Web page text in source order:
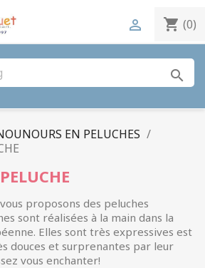
shopping_cart (0)

search
EN PELUCHES
proposons des peluches
sont réalisées à la main dans la
Elles sont très expressives est
douces et surprenantes par leur
vous enchanter!